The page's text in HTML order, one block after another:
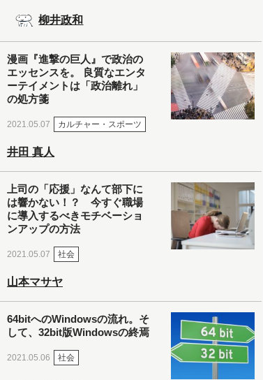
柳井政和
漫画『進撃の巨人』で政治の
エッセンスを。 良質なエンタ
ーテイメントは「政治離れ」
の処方箋
2021.05.07 カルチャー・スポーツ
井田 真人
上司の「応援」なんて部下に
は響かない！？ 今すぐ職場
に導入するべきモチベーショ
ンアップの方法
2021.05.07 社会
山本マサヤ
64bitへのWindowsの流れ。そ
して、32bit版Windowsの終焉
2021.05.06 社会